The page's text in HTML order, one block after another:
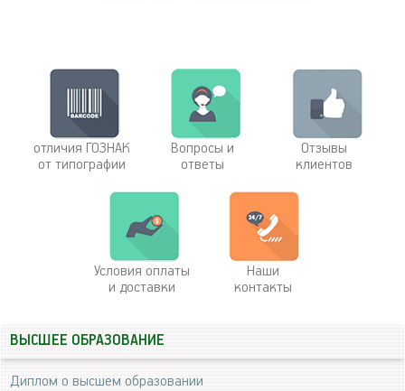
отличия ГОЗНАК
от типографии
Вопросы и
ответы
Отзывы
клиентов
Условия оплаты
и доставки
Наши
контакты
ВЫСШЕЕ ОБРАЗОВАНИЕ
Диплом о высшем образовании